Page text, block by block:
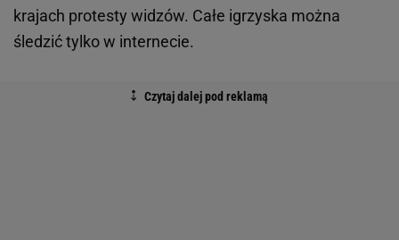
krajach protesty widzów. Całe igrzyska można
śledzić tylko w internecie.